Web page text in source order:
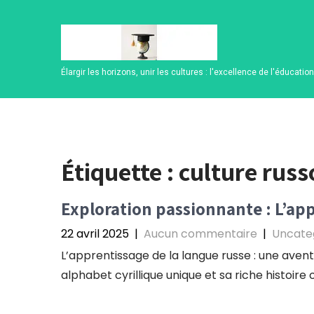
Élargir les horizons, unir les cultures : l'excellence de
Étiquette : culture
Exploration passionnante :
22 avril 2025 | Aucun commentaire |
L’apprentissage de la langue russe : une
alphabet cyrillique unique et sa riche histoire